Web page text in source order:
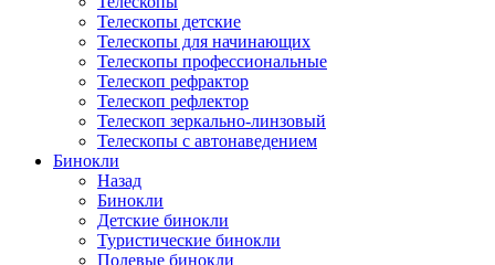
Телескопы детские
Телескопы для начинающих
Телескопы профессиональные
Телескоп рефрактор
Телескоп рефлектор
Телескоп зеркально-линзовый
Телескопы с автонаведением
Бинокли
Назад
Бинокли
Детские бинокли
Туристические бинокли
Полевые бинокли